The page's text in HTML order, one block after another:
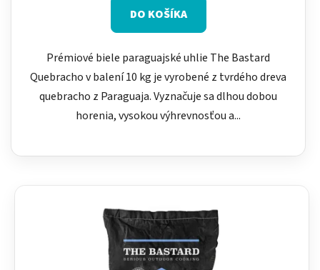
DO KOŠÍKA
Prémiové biele paraguajské uhlie The Bastard
Quebracho v balení 10 kg je vyrobené z tvrdého dreva
quebracho z Paraguaja. Vyznačuje sa dlhou dobou
horenia, vysokou výhrevnosťou a...